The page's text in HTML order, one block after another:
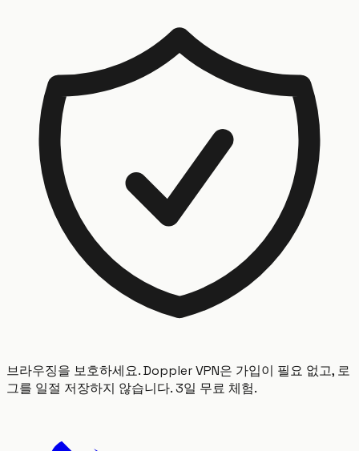
브라우징을 보호하세요. Doppler VPN은 가입이 필요 없고, 로
그를 일절 저장하지 않습니다. 3일 무료 체험.